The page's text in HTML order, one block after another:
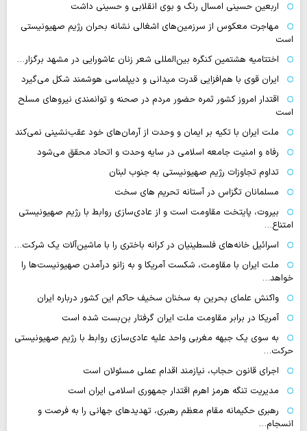
اربعین حسینی امسال رنگ و بوی انقلابی و حسینی داشت
مهاجرت معکوس از سرزمین‌های اشغالی نشانه بحران رژیم صهیونیستی
است
اختتامیه هشتمین کنگره بین‌المللی شعر زنان عاشورایی در مشهد برگزار…
ایران قوی با هم‌افزایی قدرت میدانی و دیپلماسی هوشمند شکل می‌گیرد
اقتدار امروز کشور ثمره حضور مردم در صحنه و توانمندی نیروهای مسلح
است
ملت ایران با تکیه بر ایمان و وحدت از آرمان‌های خود عقب‌نشینی نمی‌کند
رفاه و امنیت جامعه اسلامی در سایه وحدت و اتحاد محقق می‌شود
تداوم تجاوزات رژیم صهیونیستی به جنوب لبنان
مسلمانان تگزاس در آستانه تحریم های سخت
بیروت، پایتخت مقاومت است و از عادی‌سازی روابط با رژیم صهیونیستی
امتناع…
اسرائیل خانه‌های فلسطینیان در کرانه باختری را با ماشین‌آلات یک شرکت…
ملت ایران با مقاومت، شکست آمریکا و به زانو درآمدن صهیونیست‌ها را
خواهد…
واکنش علمای بحرین به سخنان سخیف حاکم این کشور درباره ایران
آمریکا در برابر مقاومت ملت ایران گرفتار بن‌بست شده است
به سوی یک جبهه مغربی واحد علیه عادی‌سازی روابط با رژیم صهیونیستی
حرکت…
اجرای قانون حجاب، نیازمند اقدام عملی مسئولان است
مدیریت تنگه هرمز اهرم اقتدار جمهوری اسلامی ایران است
رهبری حکیمانه مقام معظم رهبری، تهدیدهای جهانی را به فرصت و
انسجام…